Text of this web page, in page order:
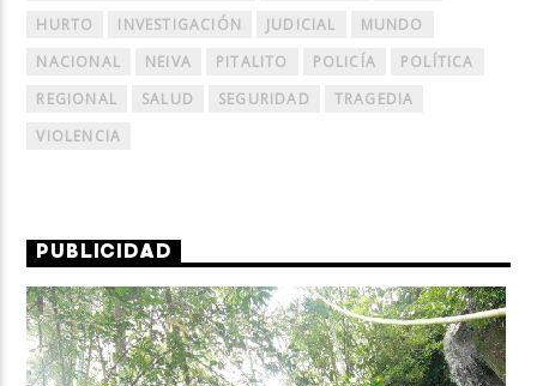
HURTO
INVESTIGACIÓN JUDICIAL
MUNDO
NACIONAL
NEIVA PITALITO POLICÍA
POLÍTICA
REGIONAL
SALUD SEGURIDAD
TRAGEDIA
VIOLENCIA
PUBLICIDAD